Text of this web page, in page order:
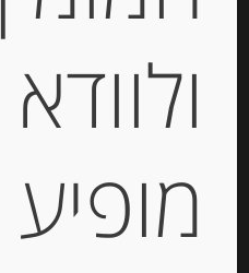
פסטה ביצים מקמח
“ספינוסי”, tonnarelli
מופיע